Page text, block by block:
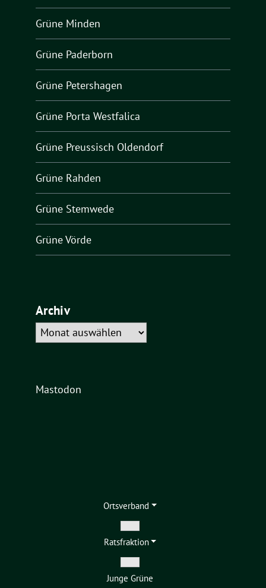
Grüne Minden
Grüne Paderborn
Grüne Petershagen
Grüne Porta Westfalica
Grüne Preussisch Oldendorf
Grüne Rahden
Grüne Stemwede
Grüne Vörde
Archiv
Archiv
Mastodon
Ortsverband
Zeige
Untermenü
Ratsfraktion
Zeige
Untermenü
Junge Grüne